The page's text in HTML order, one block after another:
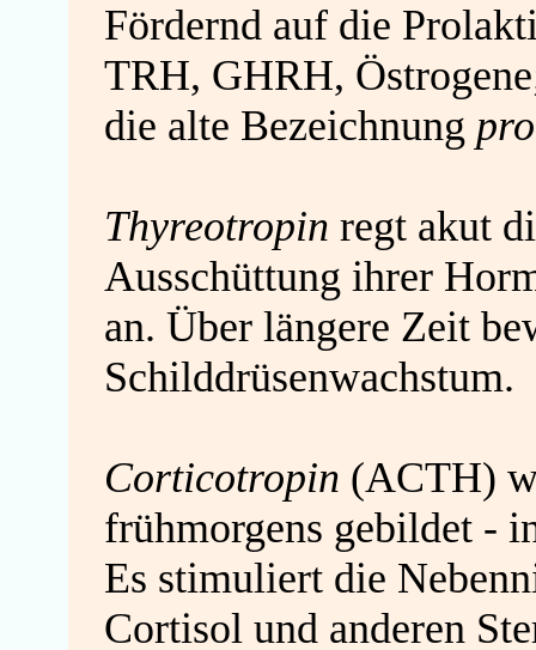
Fördernd auf die
TRH, GHRH,
die alte Bezeichnung
Thyreotropin regt akut
Ausschüttung ihrer
an. Über längere Zeit
Schilddrüsenwachstum.
Corticotropin (ACTH)
frühmorgens gebildet -
Es stimuliert die
Cortisol und anderen